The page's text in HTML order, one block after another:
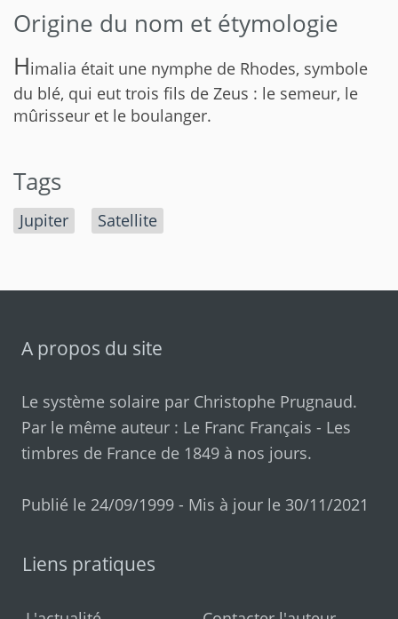
Origine du nom et étymologie
Himalia était une nymphe de Rhodes, symbole
du blé, qui eut trois fils de Zeus : le semeur, le
mûrisseur et le boulanger.
Tags
Jupiter Satellite
A propos du site
Le système solaire par Christophe Prugnaud.
Par le même auteur : Le Franc Français - Les
timbres de France de 1849 à nos jours.
Publié le 24/09/1999 - Mis à jour le 30/11/2021
Liens pratiques